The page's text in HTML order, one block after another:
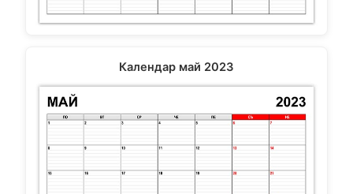
Календар май 2023